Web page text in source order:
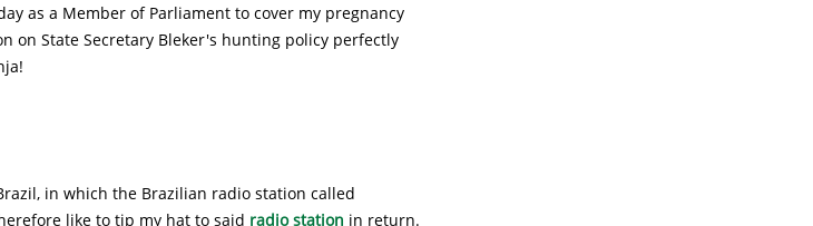
as a Member of Parliament to cover my pregnancy
on State Secretary Bleker's hunting policy perfectly
in which the Brazilian radio station called
like to tip my hat to said radio station in return.